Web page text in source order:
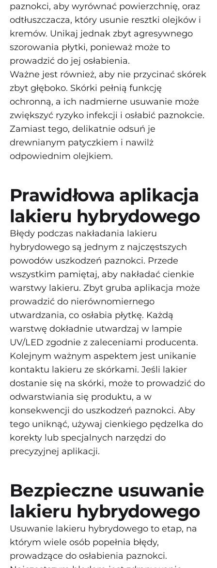
paznokci, aby wyrównać powierzchnię, oraz
odtłuszczacza, który usunie resztki olejków i
kremów. Unikaj jednak zbyt agresywnego
szorowania płytki, ponieważ może to
prowadzić do jej osłabienia.
Ważne jest również, aby nie przycinać skórek
zbyt głęboko. Skórki pełnią funkcję
ochronną, a ich nadmierne usuwanie może
zwiększyć ryzyko infekcji i osłabić paznokcie.
Zamiast tego, delikatnie odsuń je
drewnianym patyczkiem i nawilż
odpowiednim olejkiem.
Prawidłowa aplikacja
lakieru hybrydowego
Błędy podczas nakładania lakieru
hybrydowego są jednym z najczęstszych
powodów uszkodzeń paznokci. Przede
wszystkim pamiętaj, aby nakładać cienkie
warstwy lakieru. Zbyt gruba aplikacja może
prowadzić do nierównomiernego
utwardzania, co osłabia płytkę. Każdą
warstwę dokładnie utwardzaj w lampie
UV/LED zgodnie z zaleceniami producenta.
Kolejnym ważnym aspektem jest unikanie
kontaktu lakieru ze skórkami. Jeśli lakier
dostanie się na skórki, może to prowadzić do
odwarstwiania się produktu, a w
konsekwencji do uszkodzeń paznokci. Aby
tego uniknąć, używaj cienkiego pędzelka do
korekty lub specjalnych narzędzi do
precyzyjnej aplikacji.
Bezpieczne usuwanie
lakieru hybrydowego
Usuwanie lakieru hybrydowego to etap, na
którym wiele osób popełnia błędy,
prowadzące do osłabienia paznokci.